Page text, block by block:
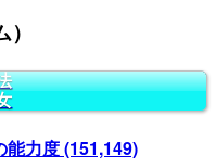
能力度(151,149)